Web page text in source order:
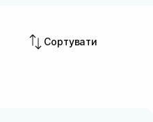
Сортувати